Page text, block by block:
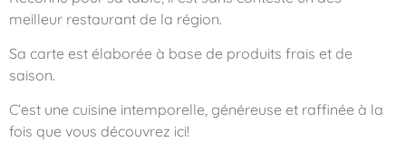
meilleur restaurant de la région.
Sa carte est élaborée à base de produits frais et de
saison.
C’est une cuisine intemporelle, généreuse et raffinée à la
fois que vous découvrez ici!